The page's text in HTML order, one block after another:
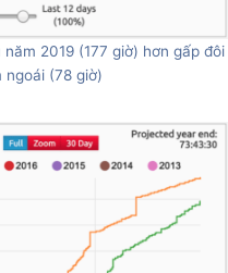
2019 (177 giờ) hơn gấp đôi
ngoái (78 giờ)